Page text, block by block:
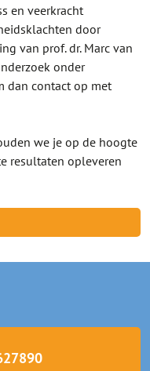
en veerkracht
door
van prof. dr. Marc van
onder
dan contact op met
we je op de hoogte
resultaten opleveren